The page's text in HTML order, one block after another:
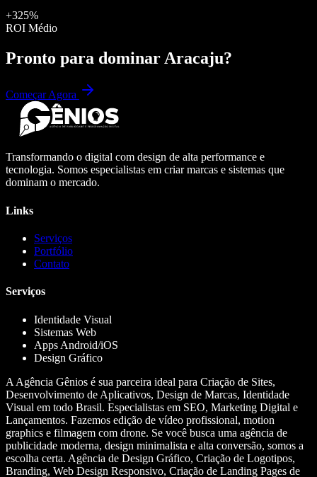
+325%
ROI Médio
Pronto para dominar Aracaju?
Começar Agora
Transformando o digital com design de alta performance e
tecnologia. Somos especialistas em criar marcas e sistemas que
dominam o mercado.
Links
Serviços
Portfólio
Contato
Serviços
Identidade Visual
Sistemas Web
Apps Android/iOS
Design Gráfico
A Agência Gênios é sua parceira ideal para Criação de Sites,
Desenvolvimento de Aplicativos, Design de Marcas, Identidade
Visual em todo Brasil. Especialistas em SEO, Marketing Digital e
Lançamentos. Fazemos edição de vídeo profissional, motion
graphics e filmagem com drone. Se você busca uma agência de
publicidade moderna, design minimalista e alta conversão, somos a
escolha certa. Agência de Design Gráfico, Criação de Logotipos,
Branding, Web Design Responsivo, Criação de Landing Pages de